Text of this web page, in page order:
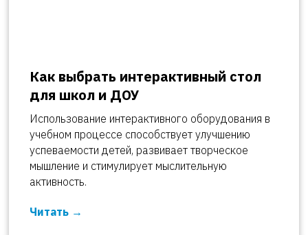
Как выбрать интерактивный стол
для школ и ДОУ
Использование интерактивного оборудования в
учебном процессе способствует улучшению
успеваемости детей, развивает творческое
мышление и стимулирует мыслительную
активность.
Читать